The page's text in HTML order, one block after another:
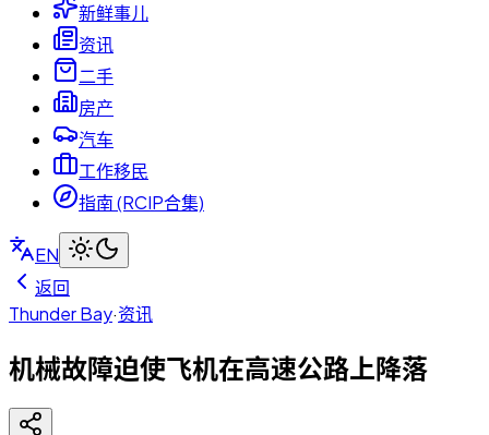
新鲜事儿
资讯
二手
房产
汽车
工作移民
指南 (RCIP合集)
EN
返回
Thunder Bay·资讯
机械故障迫使飞机在高速公路上降落